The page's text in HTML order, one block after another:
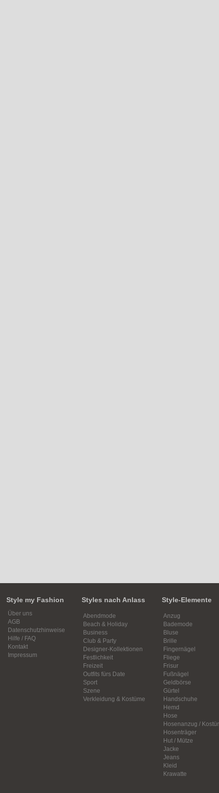
Style my Fashion
Über uns
AGB
Datenschutzhinweise
Hilfe / FAQ
Kontakt
Impressum
Styles nach Anlass
Abendmode
Beach & Holiday
Business
Club & Party
Designer-Kollektionen
Festlichkeit
Freizeit
Outfits fürs Date
Sport
Szene
Verkleidung & Kostüme
Style-Elemente
Anzug
Bademode
Bluse
Brille
Fingernägel
Fliege
Frisur
Fußnägel
Geldbörse
Gürtel
Handschuhe
Hemd
Hose
Hosenanzug /
Hosenträger
Hut / Mütze
Jacke
Jeans
Kleid
Krawatte